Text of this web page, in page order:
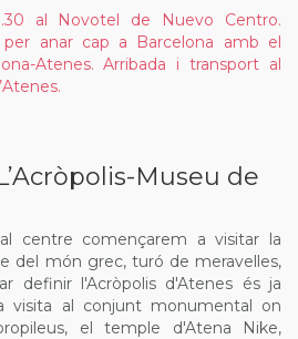
al Novotel de Nuevo Centro.
anar cap a Barcelona amb el
Atenes. Arribada i transport al
Museu de
centre començarem a visitar la
del món grec, turó de meravelles,
definir l'Acròpolis d'Atenes és ja
visita al conjunt monumental on
el temple d'Atena Nike,